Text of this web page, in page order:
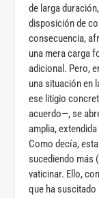
de larga
disposición de
consecuencia,
una mera carga
adicional. Pero,
una situación en
ese litigio
acuerdo—, se
amplia,
Como decía,
sucediendo más
vaticinar. Ello,
que ha